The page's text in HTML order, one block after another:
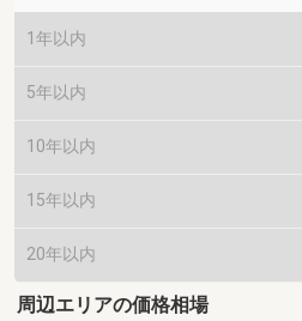
1年以内
5年以内
10年以内
15年以内
20年以内
周辺エリアの価格相場